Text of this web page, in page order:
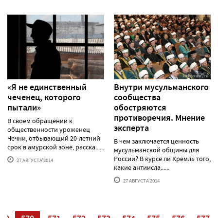
«Я не единственный
чеченец, которого
пытали»
В своем обращении к
общественности уроженец
Чечни, отбывающий 20-летний
срок в амурской зоне, расска......
27 АВГУСТА'2014
Внутри мусульманского
сообщества
обостряются
противоречия. Мнение
эксперта
В чем заключается ценность
мусульманской общины для
России? В курсе ли Кремль того,
какие антиисла......
27 АВГУСТА'2014